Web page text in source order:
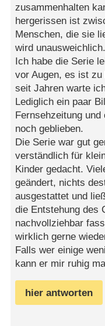
zusammenhalten
hergerissen ist
Menschen, die sie
wird unausweichlich.
Ich habe die Serie
vor Augen, es ist
seit Jahren warte
Lediglich ein paar
Fernsehzeitung
noch geblieben.
Die Serie war gut
verständlich für
Kinder gedacht.
geändert, nichts
ausgestattet und
die Entstehung des
nachvollziehbar
wirklich gerne
Falls wer einige
kann er mir ruhig
hier antworten